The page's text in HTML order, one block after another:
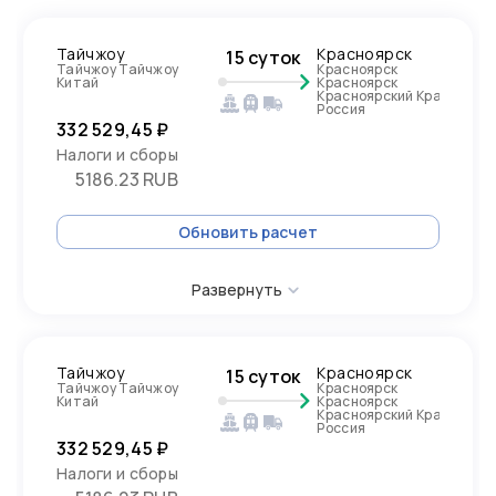
Тайчжоу
Тайчжоу Тайчжоу
Китай
15 суток Красноярск
Красноярск
Красноярск
Красноярский Край,
Россия
332 529,45 ₽
Налоги и сборы
5186.23 RUB
Обновить расчет
Развернуть
Тайчжоу
Тайчжоу Тайчжоу
Китай
15 суток Красноярск
Красноярск
Красноярск
Красноярский Край,
Россия
332 529,45 ₽
Налоги и сборы